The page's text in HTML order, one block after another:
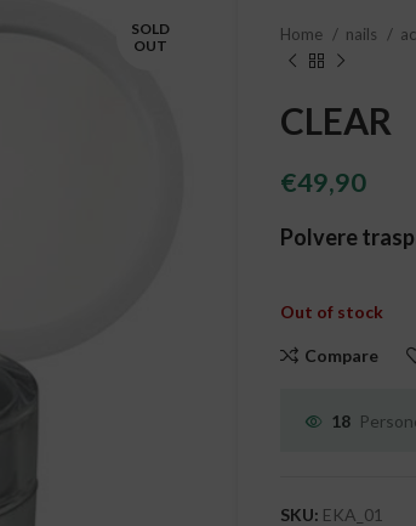
SOLD
OUT
Home nails
CLEAR
€49,90
Polvere
Out of stock
Compare
18
SKU: EKA_01